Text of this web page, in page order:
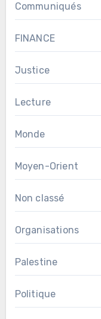
Communiqués
FINANCE
Justice
Lecture
Monde
Moyen-Orient
Non classé
Organisations
Palestine
Politique